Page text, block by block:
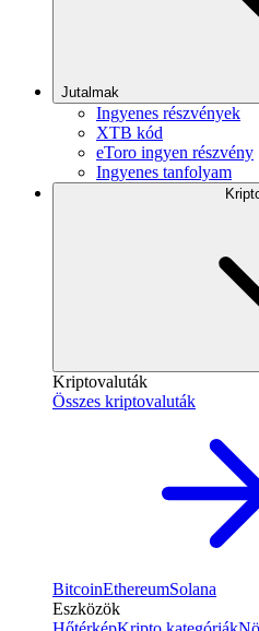
Jutalmak
Ingyenes részvények
XTB kód
eToro ingyen részvény
Ingyenes tanfolyam
Kriptovaluták
Összes kriptovaluták
BitcoinEthereumSolana
Eszközök